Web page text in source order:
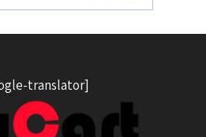
[google-translator]